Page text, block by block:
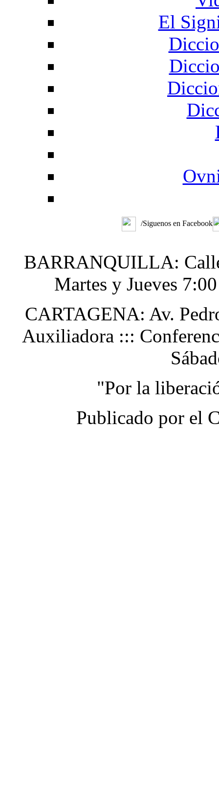
El
/Siguenos en Facebook
BARRANQUILLA:
Martes y Jueves
CARTAGENA: Av.
Auxiliadora :::
"Por la
Publicado por el